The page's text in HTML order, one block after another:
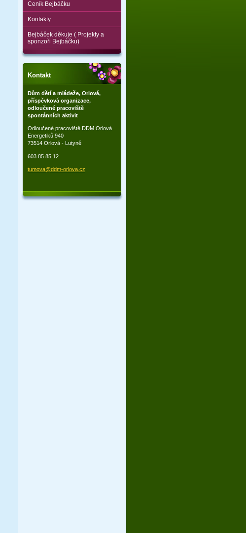
Ceník Bejbáčku
Kontakty
Bejbáček děkuje ( Projekty a
sponzoři Bejbáčku)
Kontakt
Dům dětí a mládeže, Orlová,
příspěvková organizace,
odloučené pracoviště
spontánních aktivit
Odloučené pracoviště DDM Orlová
Energetiků 940
73514 Orlová - Lutyně
603 85 85 12
tumova@ddm-orlova.cz